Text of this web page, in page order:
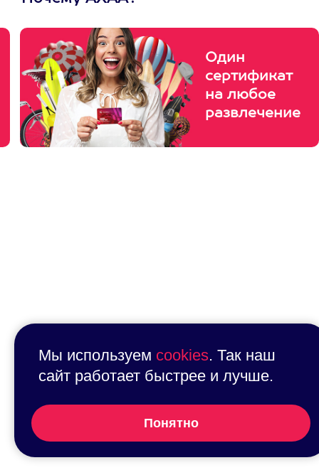
Один
сертификат
на любое
развлечение
Мы используем cookies. Так наш
сайт работает быстрее и лучше.
Понятно